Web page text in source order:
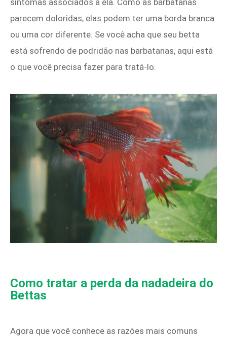
sintomas associados a ela. Como as barbatanas
parecem doloridas, elas podem ter uma borda branca
ou uma cor diferente. Se você acha que seu betta
está sofrendo de podridão nas barbatanas, aqui está
o que você precisa fazer para tratá-lo.
Como tratar a perda da nadadeira do
Bettas
Agora que você conhece as razões mais comuns